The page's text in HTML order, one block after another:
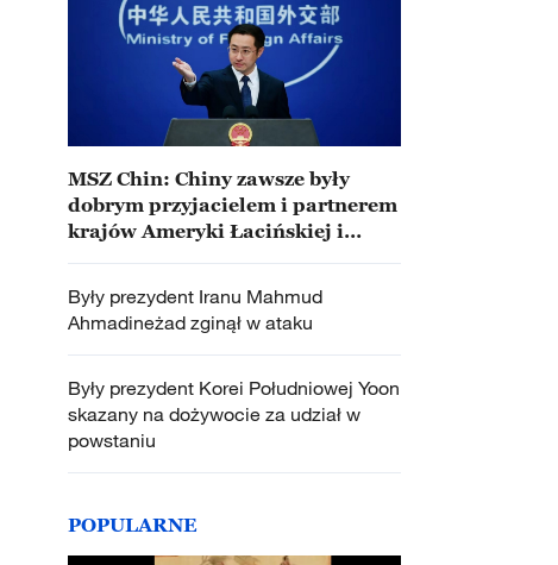
MSZ Chin: Chiny zawsze były
dobrym przyjacielem i partnerem
krajów Ameryki Łacińskiej i
Były prezydent Iranu Mahmud
Ahmadineżad zginął w ataku
Były prezydent Korei Południowej Yoon
skazany na dożywocie za udział w
powstaniu
POPULARNE